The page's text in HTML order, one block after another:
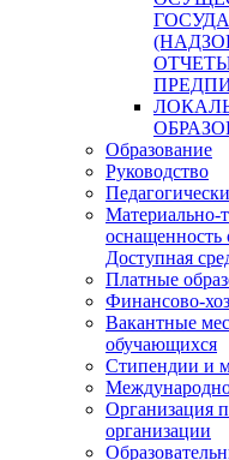
Образование
Руководство
Материально-
оснащенность
Доступная
Платные
Финансово-
Вакантные
обучающихся
Стипендии и
Организация
организации